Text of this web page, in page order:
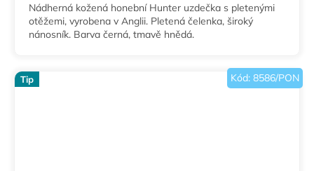
Nádherná kožená honební Hunter uzdečka s pletenými
otěžemi, vyrobena v Anglii. Pletená čelenka, široký
nánosník. Barva černá, tmavě hnědá.
Tip Kód: 8586/PON